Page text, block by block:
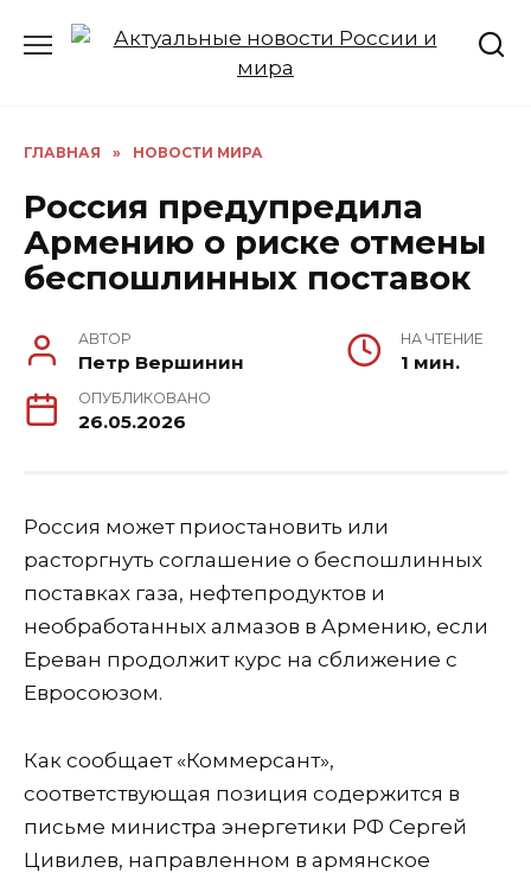
ГЛАВНАЯ » НОВОСТИ МИРА
Россия предупредила
Армению о риске отмены
беспошлинных поставок
АВТОР
Петр Вершинин
НА ЧТЕНИЕ
1 мин.
ОПУБЛИКОВАНО
26.05.2026
Россия может приостановить или
расторгнуть соглашение о беспошлинных
поставках газа, нефтепродуктов и
необработанных алмазов в Армению, если
Ереван продолжит курс на сближение с
Евросоюзом.
Как сообщает «Коммерсант»,
соответствующая позиция содержится в
письме министра энергетики РФ Сергей
Цивилев, направленном в армянское